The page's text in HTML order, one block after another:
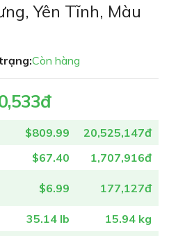
Yên Tĩnh, Màu
Còn hàng
$809.99
20,525,147đ
$67.40
1,707,916đ
$6.99 177,127đ
35.14 lb
15.94 kg